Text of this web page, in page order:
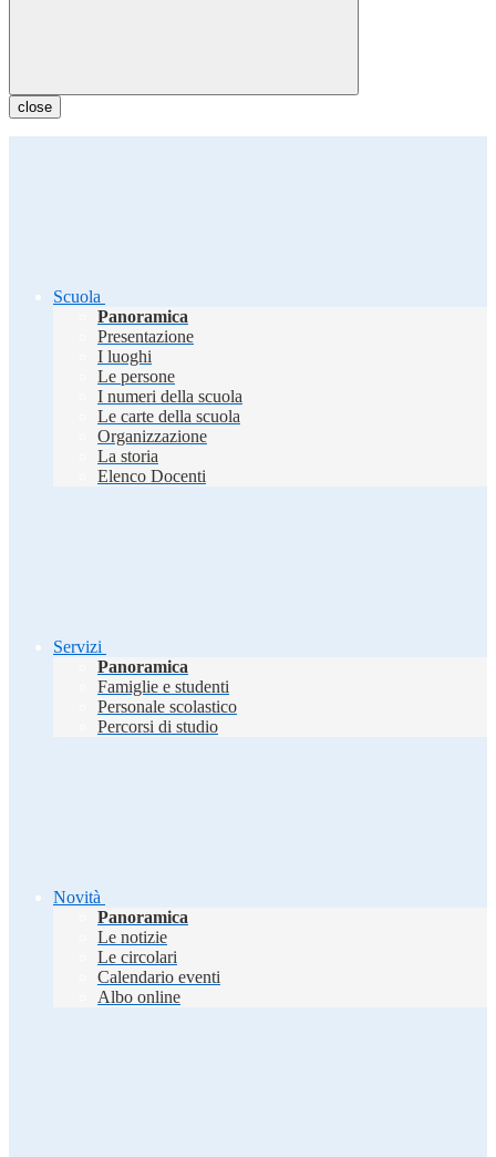
close
Scuola
Panoramica
Presentazione
I luoghi
Le persone
I numeri della scuola
Le carte della scuola
Organizzazione
La storia
Elenco Docenti
Servizi
Panoramica
Famiglie e studenti
Personale scolastico
Percorsi di studio
Novità
Panoramica
Le notizie
Le circolari
Calendario eventi
Albo online